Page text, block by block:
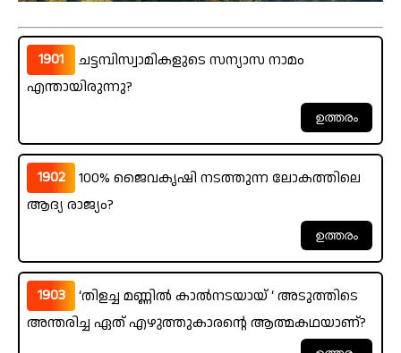
1901
ചട്ടമ്പിസ്വാമികളുടെ സന്യാസ നാമം
എന്തായിരുന്നു?
1902
100% ജൈവകൃഷി നടത്തുന്ന ലോകത്തിലെ
ആദ്യ രാജ്യം?
1903
‘തിളച്ച മണ്ണിൽ കാൽനടയായ് ‘ അടുത്തിടെ
അന്തരിച്ച ഏത് എഴുത്തുകാരന്റെ ആത്മകഥയാണ്?